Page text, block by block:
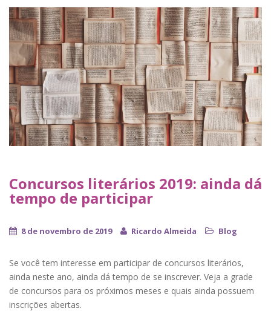
Concursos literários 2019: ainda dá
tempo de participar
8 de novembro de 2019 Ricardo Almeida Blog
Se você tem interesse em participar de concursos literários,
ainda neste ano, ainda dá tempo de se inscrever. Veja a grade
de concursos para os próximos meses e quais ainda possuem
inscrições abertas.